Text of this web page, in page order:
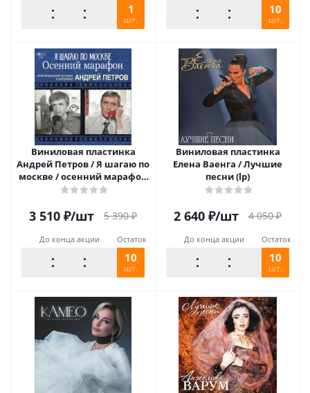
1
шт.
10
шт.
Виниловая пластинка
Андрей Петров / Я шагаю по
москве / осенний марафон
(lp)
3 510 ₽/шт 5 390₽
До конца акции Остаток
10
шт.
Виниловая пластинка
Елена Ваенга / Лучшие
песни (lp)
2 640 ₽/шт 4 050₽
До конца акции Остаток
10
шт.